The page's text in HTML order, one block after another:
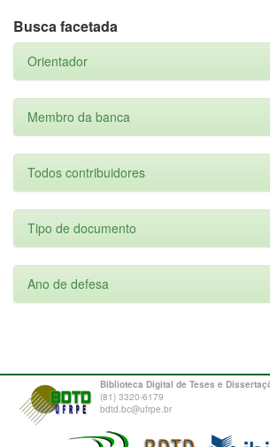
Busca facetada
Orientador
Membro da banca
Todos contribuidores
Tipo de documento
Ano de defesa
Biblioteca Digital de Teses e
(81) 3320-6179
bdtd.bc@ufrpe.br